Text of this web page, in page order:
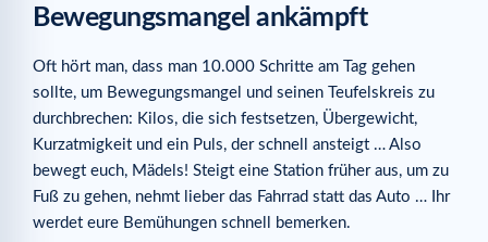
Bewegungsmangel ankämpft
Oft hört man, dass man 10.000 Schritte am Tag gehen
sollte, um Bewegungsmangel und seinen Teufelskreis zu
durchbrechen: Kilos, die sich festsetzen, Übergewicht,
Kurzatmigkeit und ein Puls, der schnell ansteigt … Also
bewegt euch, Mädels! Steigt eine Station früher aus, um zu
Fuß zu gehen, nehmt lieber das Fahrrad statt das Auto … Ihr
werdet eure Bemühungen schnell bemerken.